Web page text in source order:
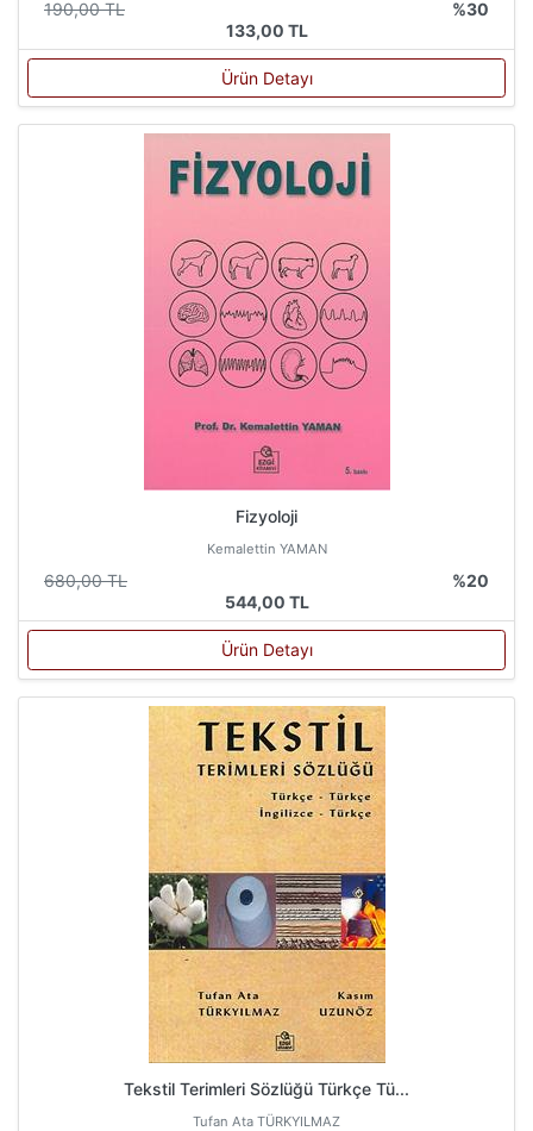
190,00 TL
%30
133,00 TL
Ürün Detayı
Fizyoloji
Kemalettin YAMAN
680,00 TL
%20
544,00 TL
Ürün Detayı
Tekstil Terimleri Sözlüğü Türkçe Tü...
Tufan Ata TÜRKYILMAZ